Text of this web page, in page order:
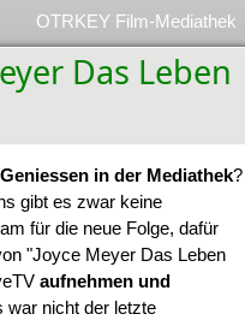
OTRKEY Film-Mediathek
Das Leben
in der Mediathek?
gibt es zwar keine
für die neue Folge, dafür
"Joyce Meyer Das Leben
aufnehmen und
war nicht der letzte